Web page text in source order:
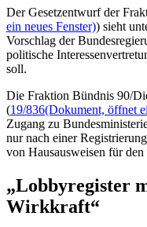
Der Gesetzentwurf der
ein neues Fenster)) sieht
Vorschlag der
politische
soll.
Die Fraktion Bündnis 90/
(19/836(Dokument, öffnet
Zugang zu
nur nach einer
von Hausausweisen für
„Lobbyregister
Wirkkraft“